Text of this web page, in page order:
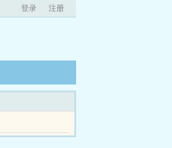
登录 注册